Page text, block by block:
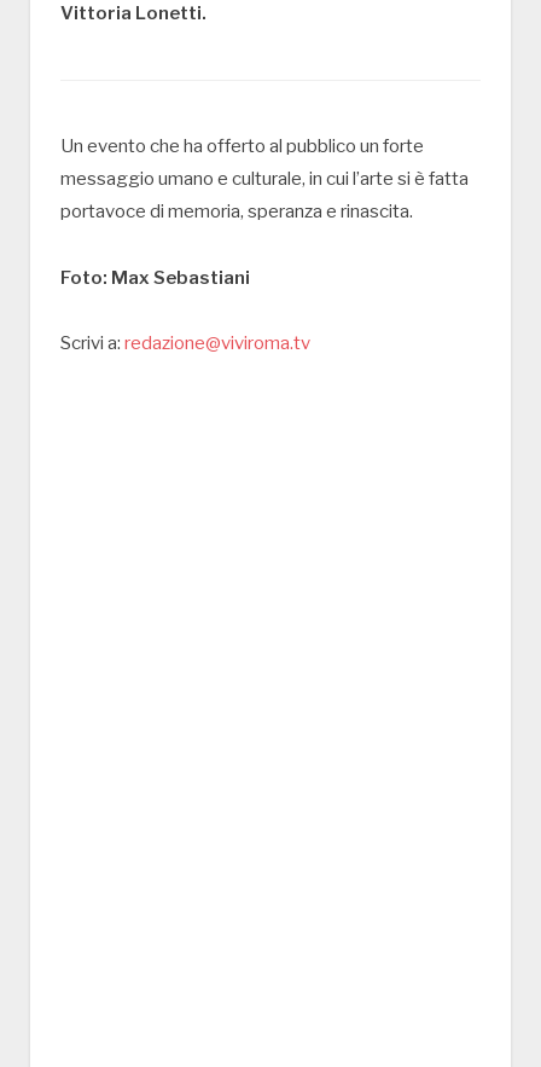
Vittoria Lonetti.
Un evento che ha offerto al pubblico un forte
messaggio umano e culturale, in cui l’arte si è fatta
portavoce di memoria, speranza e rinascita.
Foto: Max Sebastiani
Scrivi a: redazione@viviroma.tv